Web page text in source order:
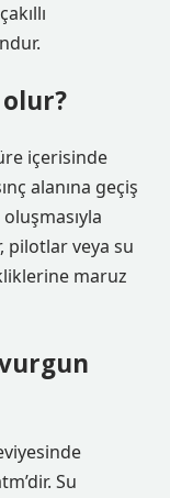
içerisinde
alanına geçiş
pilotlar veya su
maruz
Su